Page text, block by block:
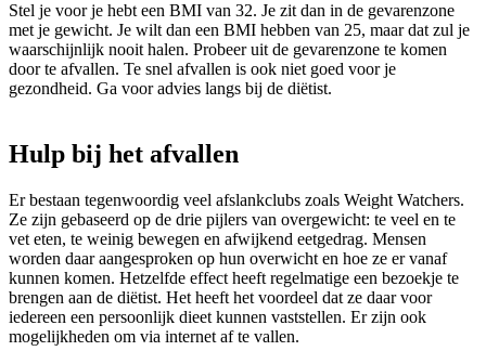
Stel je voor je hebt een BMI van 32. Je zit dan in de gevarenzone
met je gewicht. Je wilt dan een BMI hebben van 25, maar dat zul je
waarschijnlijk nooit halen. Probeer uit de gevarenzone te komen
door te afvallen. Te snel afvallen is ook niet goed voor je
gezondheid. Ga voor advies langs bij de diëtist.
Hulp bij het afvallen
Er bestaan tegenwoordig veel afslankclubs zoals Weight Watchers.
Ze zijn gebaseerd op de drie pijlers van overgewicht: te veel en te
vet eten, te weinig bewegen en afwijkend eetgedrag. Mensen
worden daar aangesproken op hun overwicht en hoe ze er vanaf
kunnen komen. Hetzelfde effect heeft regelmatige een bezoekje te
brengen aan de diëtist. Het heeft het voordeel dat ze daar voor
iedereen een persoonlijk dieet kunnen vaststellen. Er zijn ook
mogelijkheden om via internet af te vallen.